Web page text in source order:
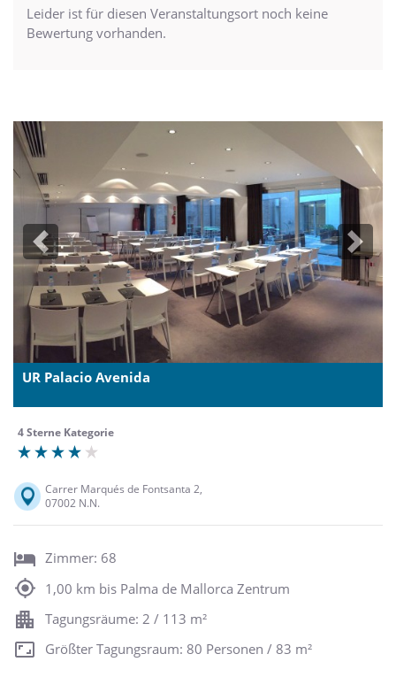
Leider ist für diesen Veranstaltungsort noch keine
Bewertung vorhanden.
Previous Next
UR Palacio Avenida
4 Sterne Kategorie
Carrer Marqués de Fontsanta 2,
07002 N.N.
Zimmer: 68
1,00 km bis Palma de Mallorca Zentrum
Tagungsräume: 2 / 113 m²
Größter Tagungsraum: 80 Personen / 83 m²